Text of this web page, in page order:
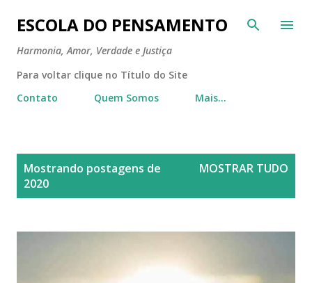
Pular para o conteúdo principal
ESCOLA DO PENSAMENTO
Harmonia, Amor, Verdade e Justiça
Para voltar clique no Título do Site
Contato
Quem Somos Mais…
Mostrando postagens de
2020
MOSTRAR TUDO